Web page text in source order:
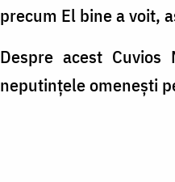
precum El bine a voit,
Despre acest
neputinţele omeneşti